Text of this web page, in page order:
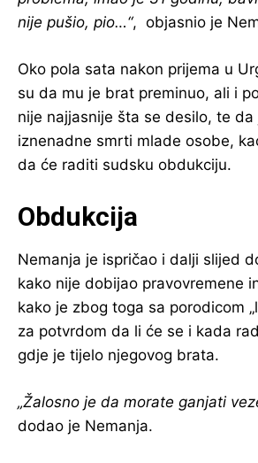
nije pušio, pio…“, objasnio je
Oko pola sata nakon prijema u
su da mu je brat preminuo, ali i
nije najjasnije šta se desilo, te
iznenadne smrti mlade osobe,
da će raditi sudsku obdukciju.
Obdukcija
Nemanja je ispričao i dalji slijed
kako nije dobijao pravovremene
kako je zbog toga sa porodicom
za potvrdom da li će se i kada
gdje je tijelo njegovog brata.
„Žalosno je da morate ganjati
dodao je Nemanja.